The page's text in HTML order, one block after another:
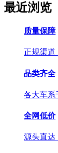
最近浏览
质量保障
正规渠道
品类齐全
各大车系
全网低价
源头直达